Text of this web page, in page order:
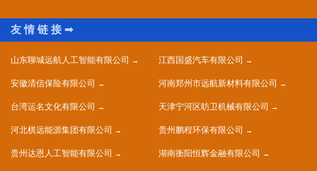
山东聊城远航人工智能有限公司 江西国盛汽车有限公司
安徽清信保险有限公司 河南郑州市远航新材料有限公司
台湾运名文化有限公司 天津宁河区昉卫机械有限公司
河北棋远能源集团有限公司 贵州鹏程环保有限公司
贵州达恩人工智能有限公司 湖南衡阳恒辉金融有限公司